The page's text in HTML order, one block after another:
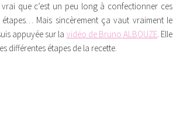
que c’est un peu long à confectionner ces
Mais sincèrement ça vaut vraiment le
appuyée sur la vidéo de Bruno ALBOUZE. Elle
différentes étapes de la recette.